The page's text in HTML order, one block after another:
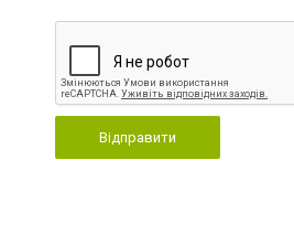
Відправити